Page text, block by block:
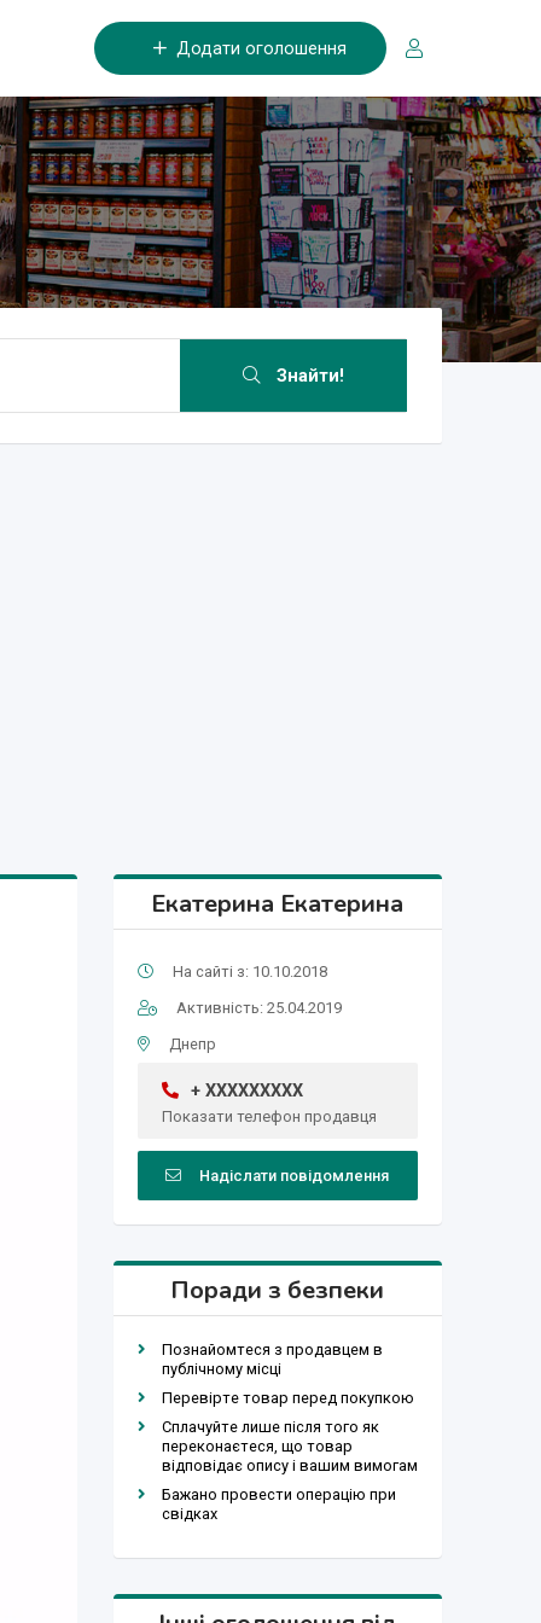
Додати оголошення
Знайти!
Екатерина Екатерина
На сайті з: 10.10.2018
Активність: 25.04.2019
Днепр
+ XXXXXXXXX
Показати телефон продавця
Надіслати повідомлення
Поради з безпеки
Познайомтеся з продавцем в
публічному місці
Перевірте товар перед покупкою
Сплачуйте лише після того як
переконаєтеся, що товар
відповідає опису і вашим вимогам
Бажано провести операцію при
свідках